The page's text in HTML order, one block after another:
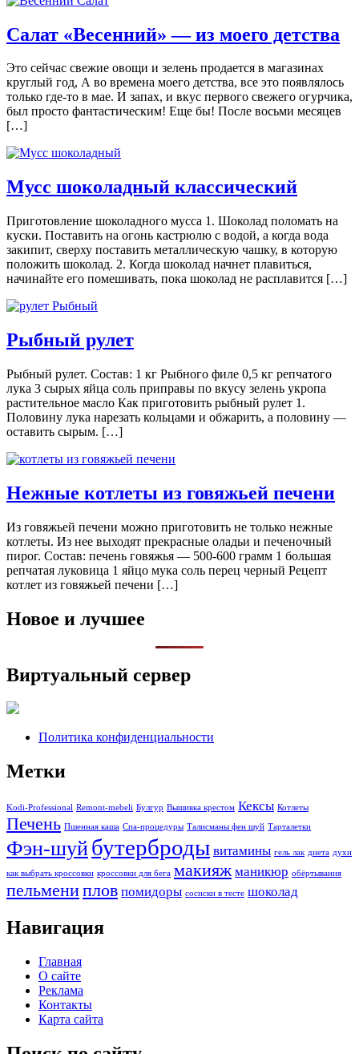
Салат «Весенний» — из моего детства
Это сейчас свежие овощи и зелень продается в магазинах
круглый год, А во времена моего детства, все это появлялось
только где-то в мае. И запах, и вкус первого свежего огурчика,
был просто фантастическим! Еще бы! После восьми месяцев
[…]
Мусс шоколадный классический
Приготовление шоколадного мусса 1. Шоколад поломать на
куски. Поставить на огонь кастрюлю с водой, а когда вода
закипит, сверху поставить металлическую чашку, в которую
положить шоколад. 2. Когда шоколад начнет плавиться,
начинайте его помешивать, пока шоколад не расплавится […]
Рыбный рулет
Рыбный рулет. Состав: 1 кг Рыбного филе 0,5 кг репчатого
лука 3 сырых яйца соль приправы по вкусу зелень укропа
растительное масло Как приготовить рыбный рулет 1.
Половину лука нарезать кольцами и обжарить, а половину —
оставить сырым. […]
Нежные котлеты из говяжьей печени
Из говяжьей печени можно приготовить не только нежные
котлеты. Из нее выходят прекрасные оладьи и печеночный
пирог. Состав: печень говяжья — 500-600 грамм 1 большая
репчатая луковица 1 яйцо мука соль перец черный Рецепт
котлет из говяжьей печени […]
Новое и лучшее
Виртуальный сервер
Политика конфиденциальности
Метки
Kodi-Professional Remont-mebeli Булгур Вышивка крестом Кексы Котлеты
Печень Пшенная каша Спа-процедуры Талисманы фен шуй Тарталетки
Фэн-шуйбутерброды витамины гель лак диета духи
как выбрать кроссовки кроссовки для бега макияж маникюр обёртывания
пельмениплов помидоры сосиски в тесте шоколад
Навигация
Главная
О сайте
Реклама
Контакты
Карта сайта